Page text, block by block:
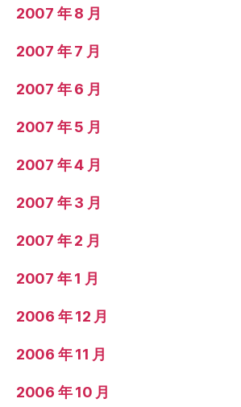
2007 年 8 月
2007 年 7 月
2007 年 6 月
2007 年 5 月
2007 年 4 月
2007 年 3 月
2007 年 2 月
2007 年 1 月
2006 年 12 月
2006 年 11 月
2006 年 10 月